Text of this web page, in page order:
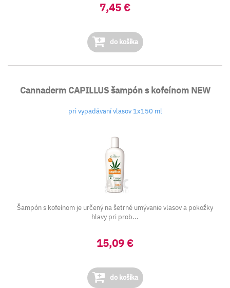
7,45 €
do košíka
Cannaderm CAPILLUS šampón s kofeínom NEW
pri vypadávaní vlasov 1x150 ml
Šampón s kofeínom je určený na šetrné umývanie vlasov a pokožky
hlavy pri prob...
15,09 €
do košíka